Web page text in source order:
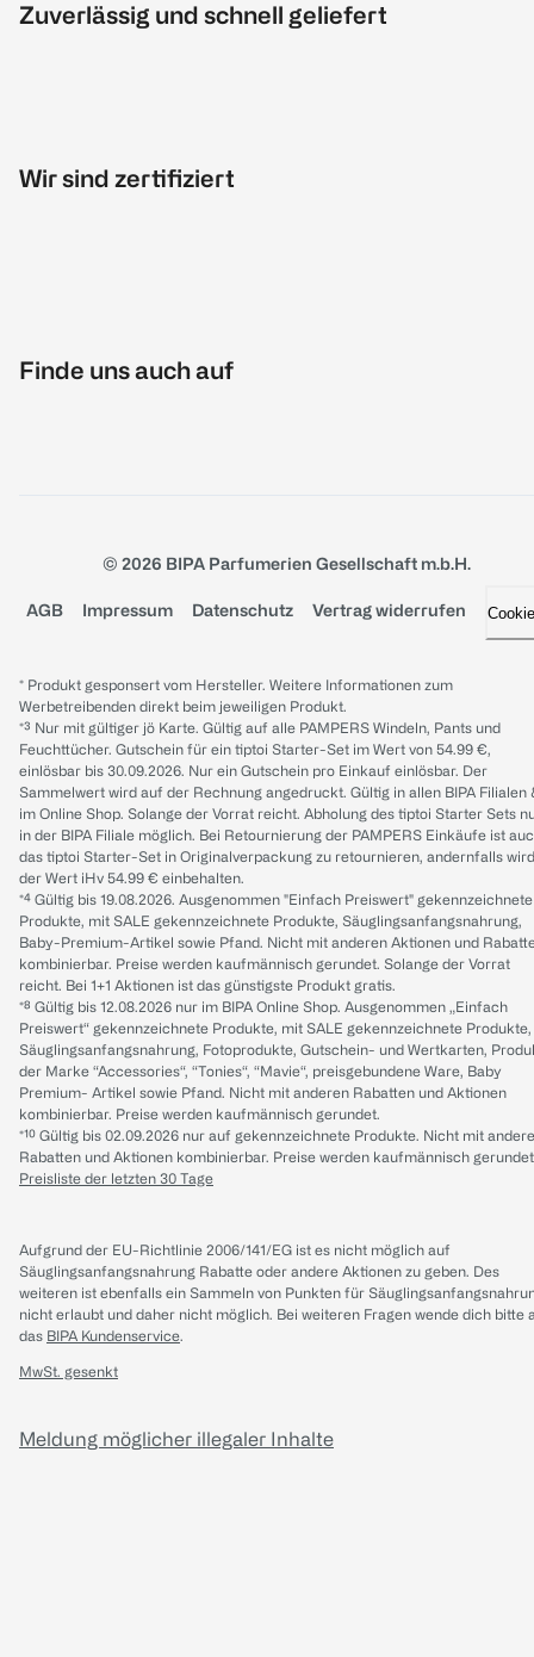
Zuverlässig und schnell geliefert
Wir sind zertifiziert
Finde uns auch auf
© 2026 BIPA Parfumerien Gesellschaft m.b.H.
AGB Impressum Datenschutz Vertrag widerrufen
* Produkt gesponsert vom Hersteller. Weitere Informationen zum
Werbetreibenden direkt beim jeweiligen Produkt.
*³ Nur mit gültiger jö Karte. Gültig auf alle PAMPERS Windeln, Pants und
Feuchttücher. Gutschein für ein tiptoi Starter-Set im Wert von 54.99 €,
einlösbar bis 30.09.2026. Nur ein Gutschein pro Einkauf einlösbar. Der
Sammelwert wird auf der Rechnung angedruckt. Gültig in allen BIPA Filialen
im Online Shop. Solange der Vorrat reicht. Abholung des tiptoi Starter Sets
in der BIPA Filiale möglich. Bei Retournierung der PAMPERS Einkäufe ist
das tiptoi Starter-Set in Originalverpackung zu retournieren, andernfalls wird
der Wert iHv 54.99 € einbehalten.
*⁴ Gültig bis 19.08.2026. Ausgenommen "Einfach Preiswert" gekennzeichnete
Produkte, mit SALE gekennzeichnete Produkte, Säuglingsanfangsnahrung,
Baby-Premium-Artikel sowie Pfand. Nicht mit anderen Aktionen und
kombinierbar. Preise werden kaufmännisch gerundet. Solange der Vorrat
reicht. Bei 1+1 Aktionen ist das günstigste Produkt gratis.
*⁸ Gültig bis 12.08.2026 nur im BIPA Online Shop. Ausgenommen „Einfach
Preiswert“ gekennzeichnete Produkte, mit SALE gekennzeichnete Produkte,
Säuglingsanfangsnahrung, Fotoprodukte, Gutschein- und Wertkarten,
der Marke “Accessories“, “Tonies“, “Mavie“, preisgebundene Ware, Baby
Premium- Artikel sowie Pfand. Nicht mit anderen Rabatten und Aktionen
kombinierbar. Preise werden kaufmännisch gerundet.
*¹⁰ Gültig bis 02.09.2026 nur auf gekennzeichnete Produkte. Nicht mit
Rabatten und Aktionen kombinierbar. Preise werden kaufmännisch
Preisliste der letzten 30 Tage
Aufgrund der EU-Richtlinie 2006/141/EG ist es nicht möglich auf
Säuglingsanfangsnahrung Rabatte oder andere Aktionen zu geben. Des
weiteren ist ebenfalls ein Sammeln von Punkten für
nicht erlaubt und daher nicht möglich. Bei weiteren Fragen wende dich bitte
das BIPA Kundenservice.
MwSt. gesenkt
Meldung möglicher illegaler Inhalte